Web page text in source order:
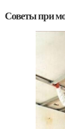
Советы при